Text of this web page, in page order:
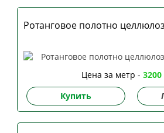
Ротанговое полотно
Цена за метр -
Купить